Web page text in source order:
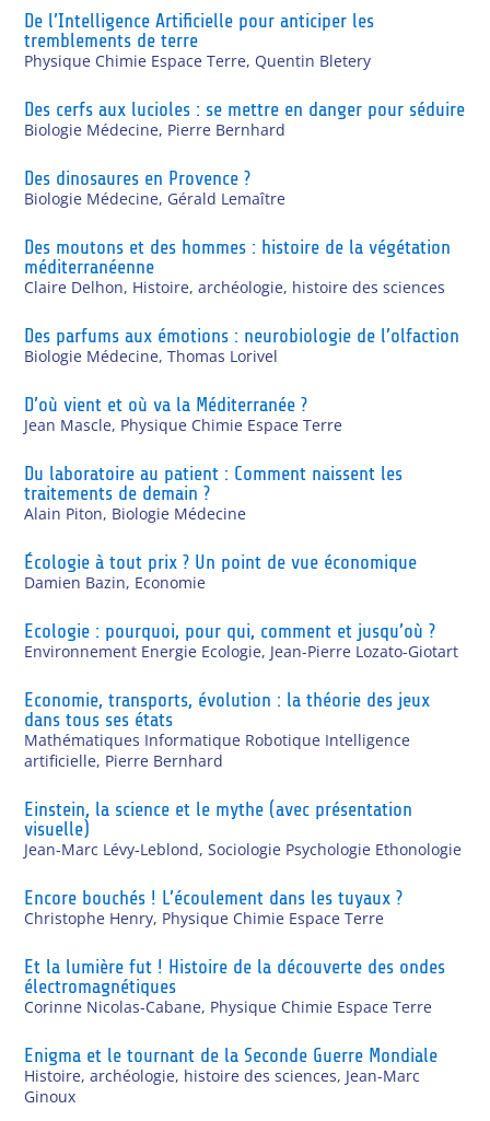
De l’Intelligence Artificielle pour anticiper les
tremblements de terre
Physique Chimie Espace Terre, Quentin Bletery
Des cerfs aux lucioles : se mettre en danger pour séduire
Biologie Médecine, Pierre Bernhard
Des dinosaures en Provence ?
Biologie Médecine, Gérald Lemaître
Des moutons et des hommes : histoire de la végétation
méditerranéenne
Claire Delhon, Histoire, archéologie, histoire des sciences
Des parfums aux émotions : neurobiologie de l’olfaction
Biologie Médecine,Thomas Lorivel
D’où vient et où va la Méditerranée ?
Jean Mascle, Physique Chimie Espace Terre
Du laboratoire au patient : Comment naissent les
traitements de demain ?
Alain Piton, Biologie Médecine
Écologie à tout prix ? Un point de vue économique
Damien Bazin, Economie
Ecologie : pourquoi, pour qui, comment et jusqu’où ?
Environnement Energie Ecologie, Jean-Pierre Lozato-Giotart
Economie, transports, évolution : la théorie des jeux
dans tous ses états
Mathématiques Informatique Robotique Intelligence
artificielle, Pierre Bernhard
Einstein, la science et le mythe (avec présentation
visuelle)
Jean-Marc Lévy-Leblond,Sociologie Psychologie Ethonologie
Encore bouchés ! L’écoulement dans les tuyaux ?
Christophe Henry, Physique Chimie Espace Terre
Et la lumière fut ! Histoire de la découverte des ondes
électromagnétiques
Corinne Nicolas-Cabane, Physique Chimie Espace Terre
Enigma et le tournant de la Seconde Guerre Mondiale
Histoire, archéologie, histoire des sciences, Jean-Marc
Ginoux